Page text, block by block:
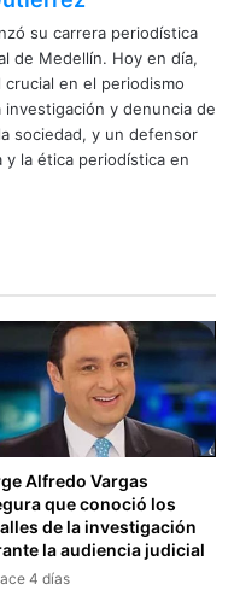
su carrera periodística
de Medellín. Hoy en día,
en el periodismo
y denuncia de
sociedad, y un defensor
y la ética periodística en
Alfredo Vargas
que conoció los
de la investigación
la audiencia judicial
4 días